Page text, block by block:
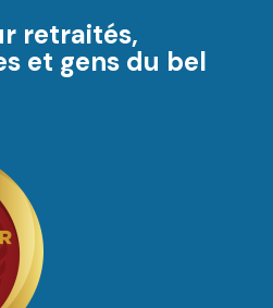
retraités,
et gens du bel